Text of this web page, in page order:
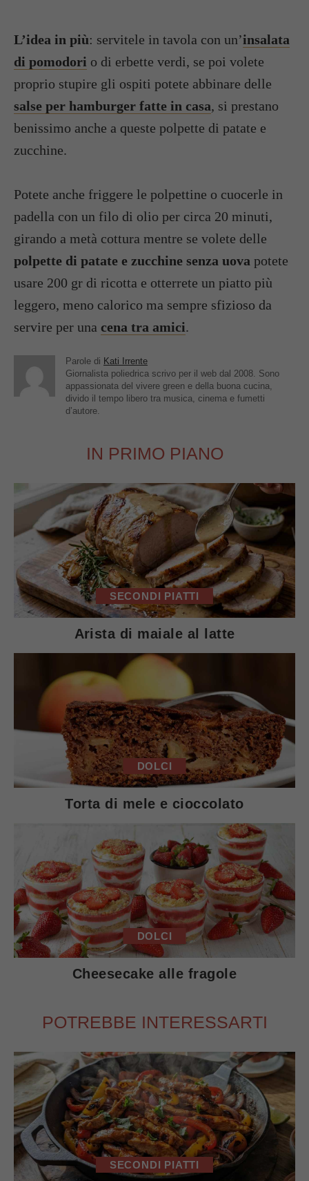
L’idea in più: servitele in tavola con un’insalata
di pomodori o di erbette verdi, se poi volete
proprio stupire gli ospiti potete abbinare delle
salse per hamburger fatte in casa, si prestano
benissimo anche a queste polpette di patate e
zucchine.
Potete anche friggere le polpettine o cuocerle in
padella con un filo di olio per circa 20 minuti,
girando a metà cottura mentre se volete delle
polpette di patate e zucchine senza uova potete
usare 200 gr di ricotta e otterrete un piatto più
leggero, meno calorico ma sempre sfizioso da
servire per una cena tra amici.
Parole di Kati Irrente
Giornalista poliedrica scrivo per il web dal 2008. Sono
appassionata del vivere green e della buona cucina,
divido il tempo libero tra musica, cinema e fumetti
d’autore.
IN PRIMO PIANO
SECONDI PIATTI
Arista di maiale al latte
DOLCI
Torta di mele e cioccolato
DOLCI
Cheesecake alle fragole
POTREBBE INTERESSARTI
SECONDI PIATTI